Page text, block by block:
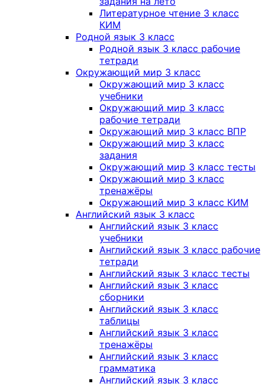
Литературное чтение 3 класс
КИМ
Родной язык 3 класс
Родной язык 3 класс рабочие
тетради
Окружающий мир 3 класс
Окружающий мир 3 класс
учебники
Окружающий мир 3 класс
рабочие тетради
Окружающий мир 3 класс ВПР
Окружающий мир 3 класс
задания
Окружающий мир 3 класс тесты
Окружающий мир 3 класс
тренажёры
Окружающий мир 3 класс КИМ
Английский язык 3 класс
Английский язык 3 класс
учебники
Английский язык 3 класс рабочие
тетради
Английский язык 3 класс тесты
Английский язык 3 класс
сборники
Английский язык 3 класс
таблицы
Английский язык 3 класс
тренажёры
Английский язык 3 класс
грамматика
Английский язык 3 класс